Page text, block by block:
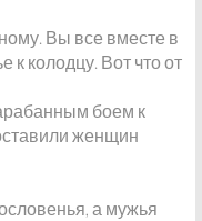
Вы все вместе в
к колодцу. Вот что от
боем к
женщин
а мужья